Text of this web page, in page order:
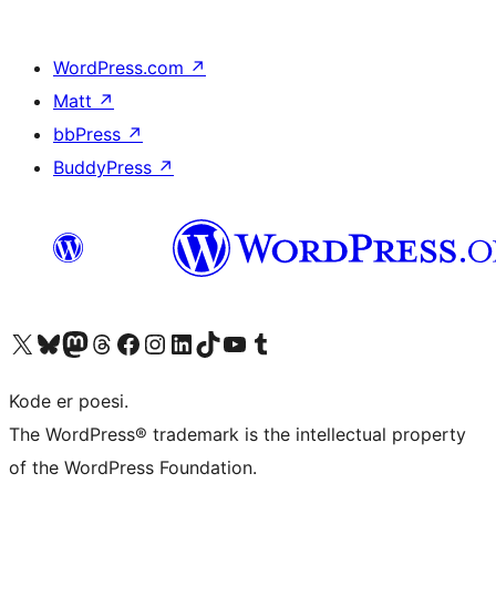
WordPress.com ↗
Matt ↗
bbPress ↗
BuddyPress ↗
Besøk vår konto på X Visit our Bluesky account
Besøk vår Mastodon-konto
Visit our Threads account
Besøk vår Facebook-sideBesøk vår Instagram-konto
Besøk vår LinkedIn-konto
Visit our TikTok account
Visit our YouTube channel
Visit our Tumblr account
Kode er poesi.
The WordPress® trademark is the intellectual property
of the WordPress Foundation.